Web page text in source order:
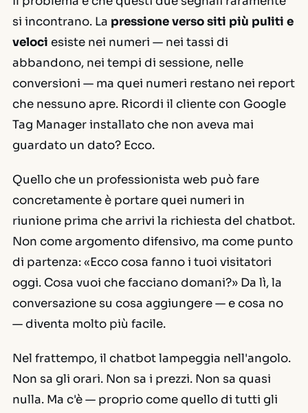
si incontrano. La pressione verso siti più puliti e
veloci esiste nei numeri — nei tassi di
abbandono, nei tempi di sessione, nelle
conversioni — ma quei numeri restano nei report
che nessuno apre. Ricordi il cliente con Google
Tag Manager installato che non aveva mai
guardato un dato? Ecco.
Quello che un professionista web può fare
concretamente è portare quei numeri in
riunione prima che arrivi la richiesta del chatbot.
Non come argomento difensivo, ma come punto
di partenza: «Ecco cosa fanno i tuoi visitatori
oggi. Cosa vuoi che facciano domani?» Da lì, la
conversazione su cosa aggiungere — e cosa no
— diventa molto più facile.
Nel frattempo, il chatbot lampeggia nell'angolo.
Non sa gli orari. Non sa i prezzi. Non sa quasi
nulla. Ma c'è — proprio come quello di tutti gli